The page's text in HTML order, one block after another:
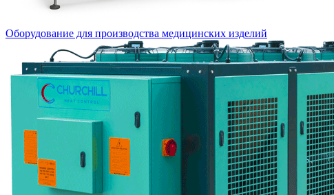
Оборудование для производства медицинских изделий